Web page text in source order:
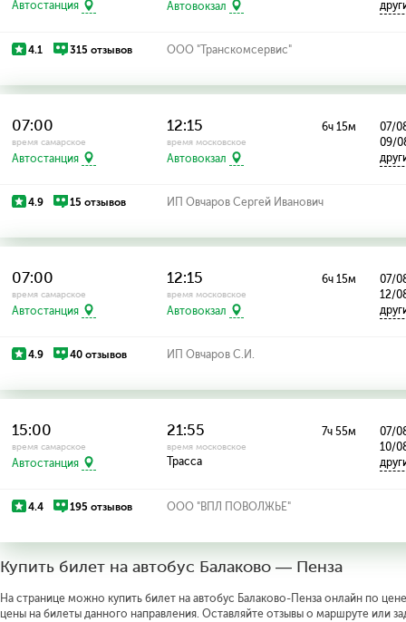
Автостанция Автовокзал
4.1 315 отзывов ООО "Транскомсервис"
07:00
время самарское
Автостанция
12:15
время московское
Автовокзал
6ч 15м
07/
09/
4.9 15 отзывов ИП Овчаров Сергей Иванович
07:00
время самарское
Автостанция
12:15
время московское
Автовокзал
6ч 15м
07/
12/
4.9 40 отзывов ИП Овчаров С.И.
15:00
время самарское
Автостанция
21:55
время московское
Трасса
7ч 55м
07/
10/
4.4 195 отзывов ООО "ВПЛ ПОВОЛЖЬЕ"
Купить билет на автобус Балаково — Пенза
На странице можно купить билет на автобус Балаково-Пенза онлайн по
цены на билеты данного направления. Оставляйте отзывы о маршруте или